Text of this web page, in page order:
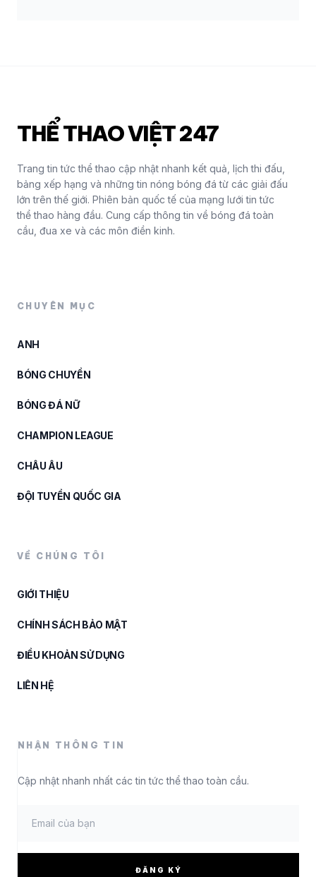
THỂ THAO VIỆT 247
Trang tin tức thể thao cập nhật nhanh kết quả, lịch thi đấu,
bảng xếp hạng và những tin nóng bóng đá từ các giải đấu
lớn trên thế giới. Phiên bản quốc tế của mạng lưới tin tức
thể thao hàng đầu. Cung cấp thông tin về bóng đá toàn
cầu, đua xe và các môn điền kinh.
CHUYÊN MỤC
ANH
BÓNG CHUYỀN
BÓNG ĐÁ NỮ
CHAMPION LEAGUE
CHÂU ÂU
ĐỘI TUYỂN QUỐC GIA
VỀ CHÚNG TÔI
GIỚI THIỆU
CHÍNH SÁCH BẢO MẬT
ĐIỀU KHOẢN SỬ DỤNG
LIÊN HỆ
NHẬN THÔNG TIN
Cập nhật nhanh nhất các tin tức thể thao toàn cầu.
ĐĂNG KÝ